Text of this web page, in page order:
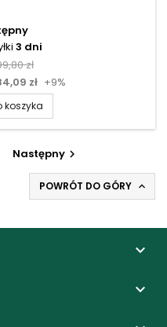
3 dni
zł
zł +9%
koszyka
Następny 
POWRÓT DO GÓRY 

